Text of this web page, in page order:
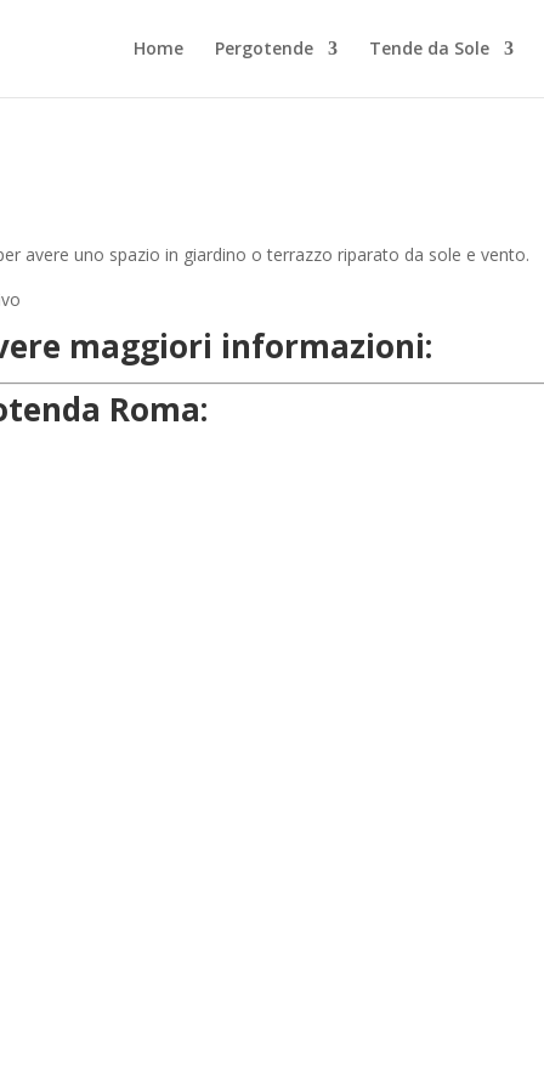
Home Pergotende Tende da Sole
avere uno spazio in giardino o terrazzo riparato da sole e vento.
maggiori informazioni:
Roma: